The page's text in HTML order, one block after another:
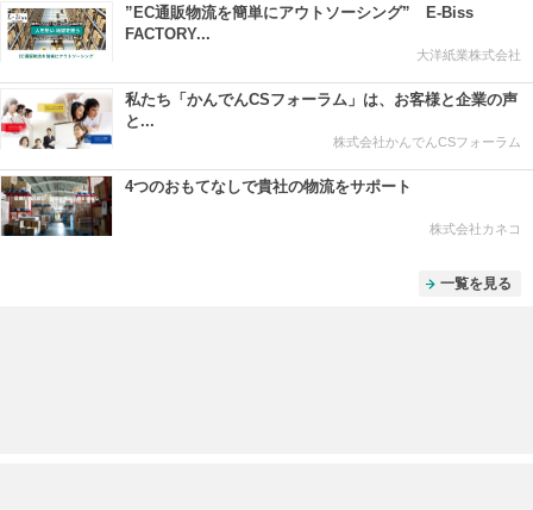
”EC通販物流を簡単にアウトソーシング” E-Biss
FACTORY...
大洋紙業株式会社
私たち「かんでんCSフォーラム」は、お客様と企業の声
と...
株式会社かんでんCSフォーラム
4つのおもてなしで貴社の物流をサポート
株式会社カネコ
一覧を見る